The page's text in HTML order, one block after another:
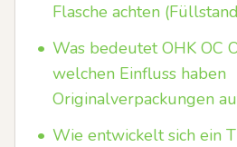
Flasche achten
• Was bedeutet OHK OC
welchen Einfluss haben
Originalverpackungen
• Wie entwickelt sich ein